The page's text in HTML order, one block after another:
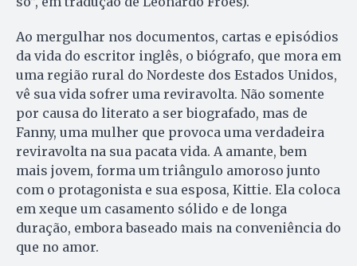
Ao mergulhar nos documentos, cartas e episódios
da vida do escritor inglês, o biógrafo, que mora em
uma região rural do Nordeste dos Estados Unidos,
vê sua vida sofrer uma reviravolta. Não somente
por causa do literato a ser biografado, mas de
Fanny, uma mulher que provoca uma verdadeira
reviravolta na sua pacata vida. A amante, bem
mais jovem, forma um triângulo amoroso junto
com o protagonista e sua esposa, Kittie. Ela coloca
em xeque um casamento sólido e de longa
duração, embora baseado mais na conveniência do
que no amor.